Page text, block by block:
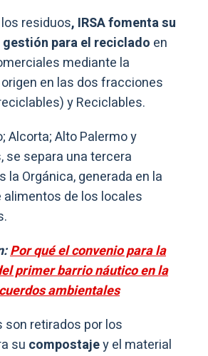
residuos, IRSA fomenta su
para el reciclado en
mediante la
en las dos fracciones
y Reciclables.
Alcorta; Alto Palermo y
se separa una tercera
la Orgánica, generada en la
alimentos de los locales
Por qué el convenio para la
primer barrio náutico en la
ambientales
son retirados por los
su compostajey el material